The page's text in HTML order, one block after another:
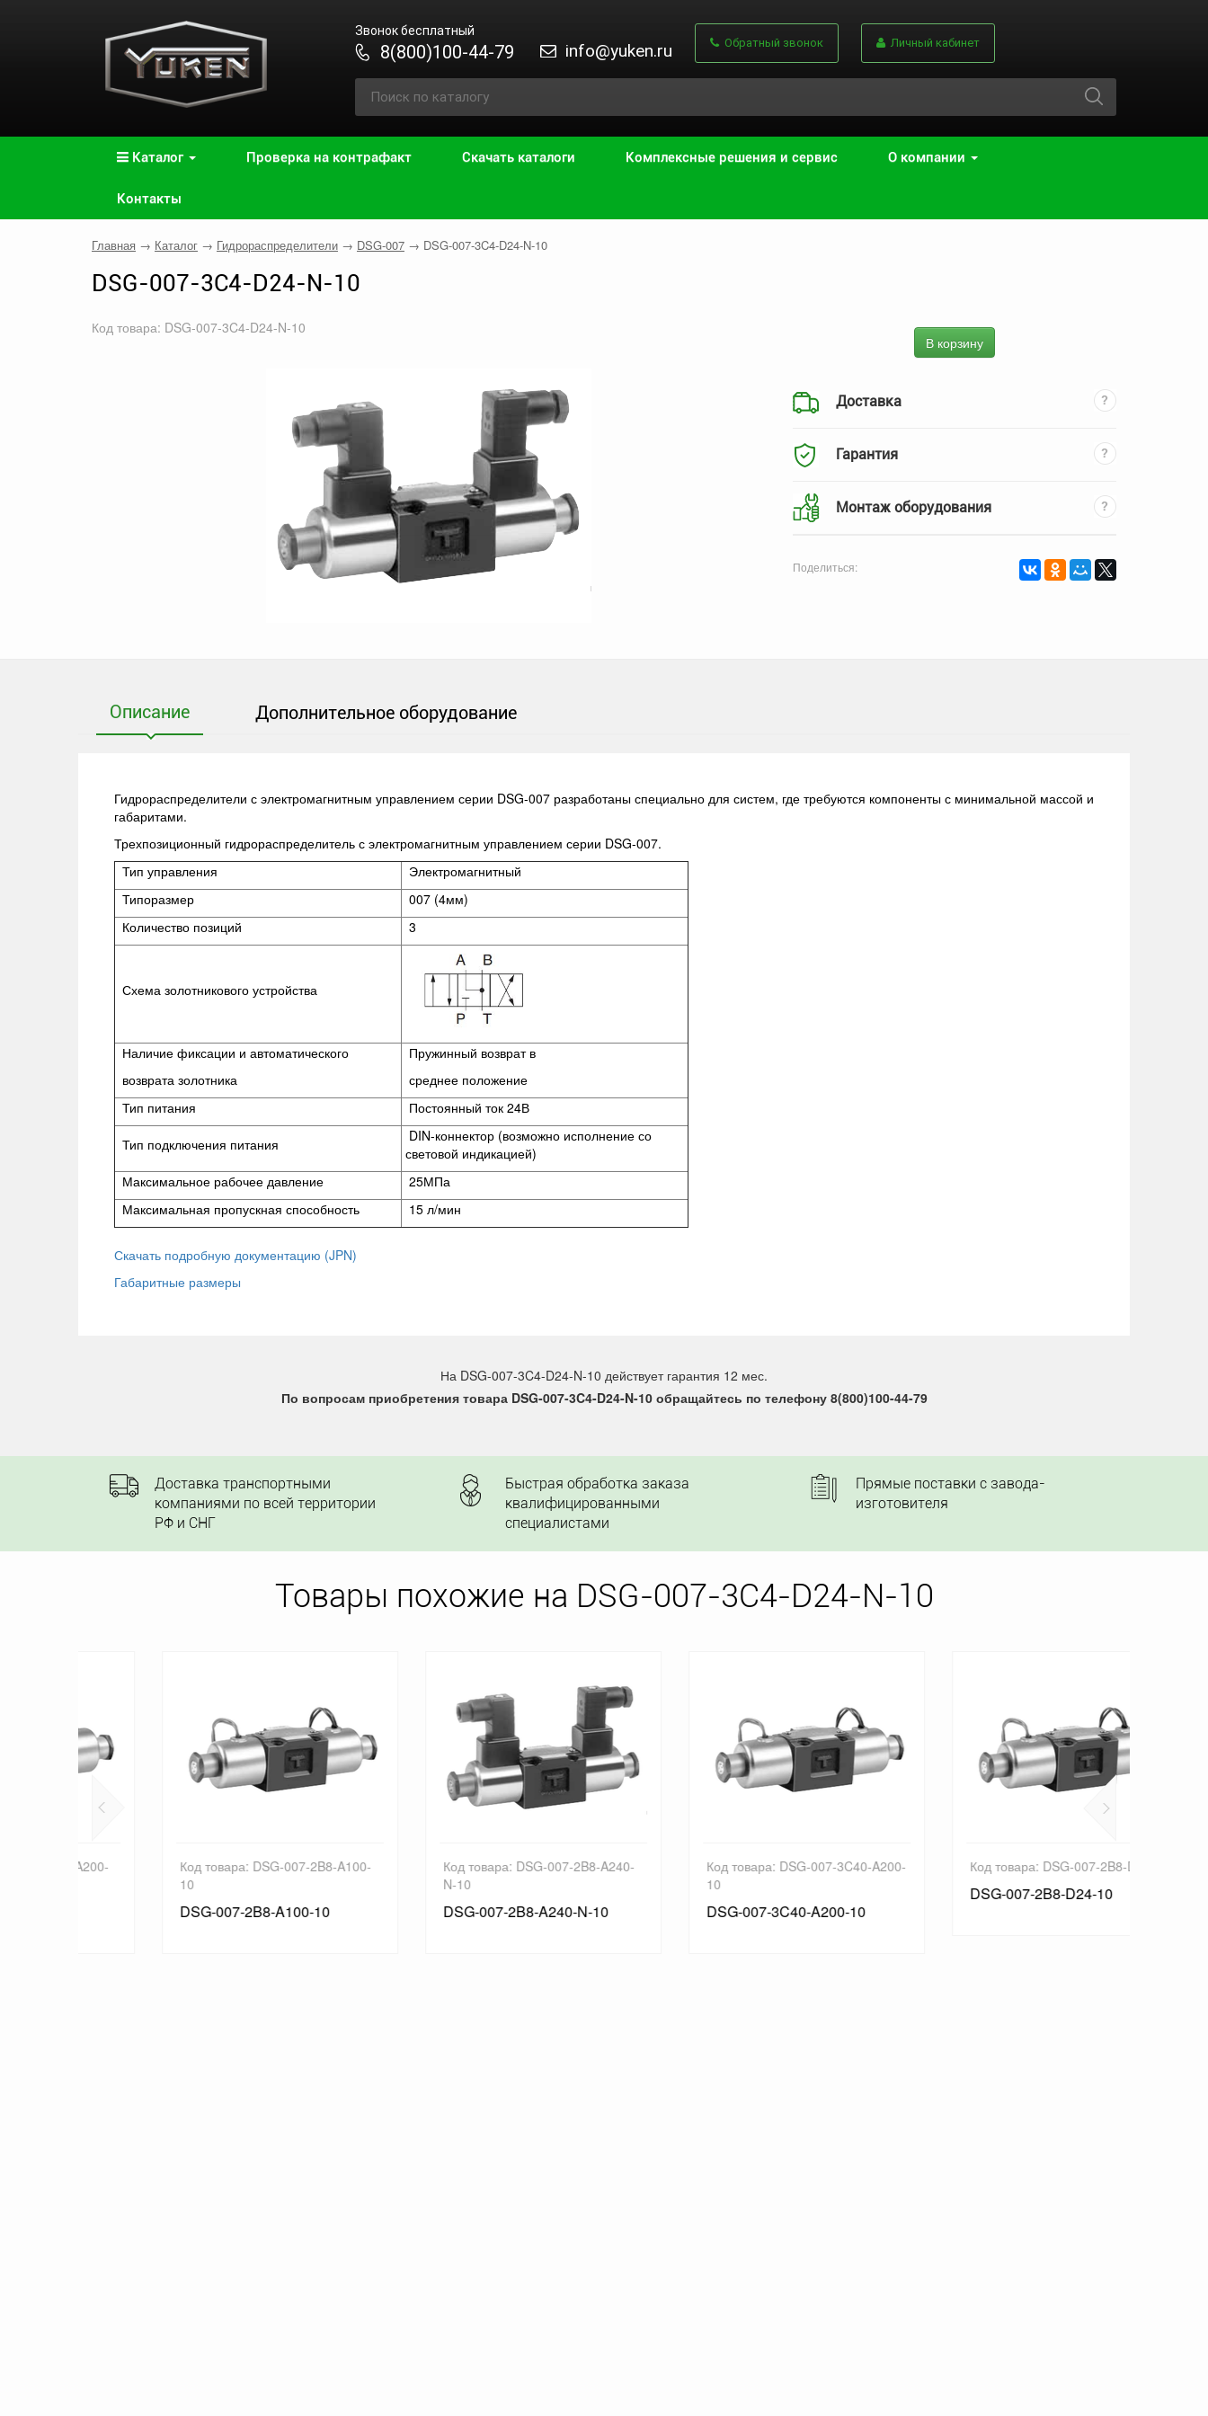
Звонок бесплатный
8(800)100-44-79 info@yuken.ru Обратный звонок Личный кабинет
Каталог Проверка на контрафакт Скачать каталоги Комплексные решения и сервис О компании
Контакты
Главная → Каталог → Гидрораспределители → DSG-007 → DSG-007-3C4-D24-N-10
DSG-007-3C4-D24-N-10
Код товара: DSG-007-3C4-D24-N-10
В корзину
Доставка
Гарантия
Монтаж оборудования
Поделиться:
Описание Дополнительное оборудование
Гидрораспределители с электромагнитным управлением серии DSG-007 разработаны специально для систем, где требуются компоненты с минимальной массой и
габаритами.
Трехпозиционный гидрораспределитель с электромагнитным управлением серии DSG-007.
Тип управления
Электромагнитный
Типоразмер
007 (4мм)
Количество позиций
3
Схема золотникового устройства
Наличие фиксации и автоматического
возврата золотника
Пружинный возврат в
среднее положение
Тип питания
Постоянный ток 24В
Тип подключения питания
DIN-коннектор (возможно исполнение со
световой индикацией)
Максимальное рабочее давление
25МПа
Максимальная пропускная способность
15 л/мин
Скачать подробную документацию (JPN)
Габаритные размеры
На DSG-007-3C4-D24-N-10 действует гарантия 12 мес.
По вопросам приобретения товара DSG-007-3C4-D24-N-10 обращайтесь по телефону 8(800)100-44-79
Доставка транспортными
компаниями по всей территории
РФ и СНГ
Быстрая обработка заказа
квалифицированными
специалистами
Прямые поставки с завода-
изготовителя
Товары похожие на DSG-007-3C4-D24-N-10
Код товара: DSG-007-2B8-A100-
DSG-007-2B8-A100-10
Код товара: DSG-007-2B8-A240-
DSG-007-2B8-A240-N-10
Код товара: DSG-007-3C40-A200-
DSG-007-3C40-A200-10
Код товара: DSG-007-2B8-D24-10
DSG-007-2B8-D24-10